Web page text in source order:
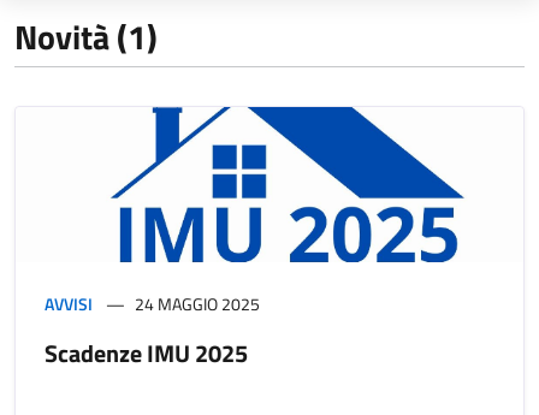
Novità (1)
AVVISI 24 MAGGIO 2025
Scadenze IMU 2025